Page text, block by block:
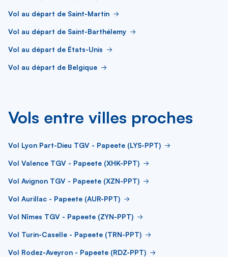
Vol au départ de Saint-Martin
Vol au départ de Saint-Barthélemy
Vol au départ de États-Unis
Vol au départ de Belgique
Vols entre villes proches
Vol Lyon Part-Dieu TGV - Papeete (LYS-PPT)
Vol Valence TGV - Papeete (XHK-PPT)
Vol Avignon TGV - Papeete (XZN-PPT)
Vol Aurillac - Papeete (AUR-PPT)
Vol Nîmes TGV - Papeete (ZYN-PPT)
Vol Turin-Caselle - Papeete (TRN-PPT)
Vol Rodez-Aveyron - Papeete (RDZ-PPT)